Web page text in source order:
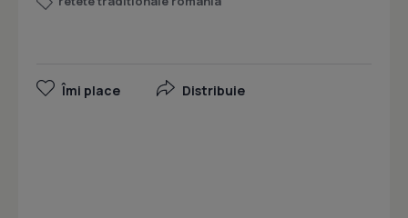
Îmi place Distribuie